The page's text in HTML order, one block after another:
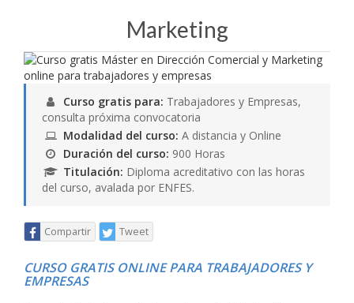
Marketing
Curso gratis para: Trabajadores y Empresas,
consulta próxima convocatoria
Modalidad del curso: A distancia y Online
Duración del curso: 900 Horas
Titulación: Diploma acreditativo con las horas
del curso, avalada por ENFES.
Compartir Tweet
CURSO GRATIS ONLINE PARA TRABAJADORES Y
EMPRESAS